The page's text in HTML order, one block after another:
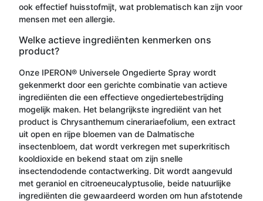
ook effectief huisstofmijt, wat problematisch kan zijn voor
mensen met een allergie.
Welke actieve ingrediënten kenmerken ons
product?
Onze IPERON® Universele Ongedierte Spray wordt
gekenmerkt door een gerichte combinatie van actieve
ingrediënten die een effectieve ongediertebestrijding
mogelijk maken. Het belangrijkste ingrediënt van het
product is Chrysanthemum cinerariaefolium, een extract
uit open en rijpe bloemen van de Dalmatische
insectenbloem, dat wordt verkregen met superkritisch
kooldioxide en bekend staat om zijn snelle
insectendodende contactwerking. Dit wordt aangevuld
met geraniol en citroeneucalyptusolie, beide natuurlijke
ingrediënten die gewaardeerd worden om hun afstotende